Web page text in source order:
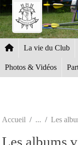
La vie du Club
Photos & Vidéos
Accueil Les
Les albums
Panneau de gestion des